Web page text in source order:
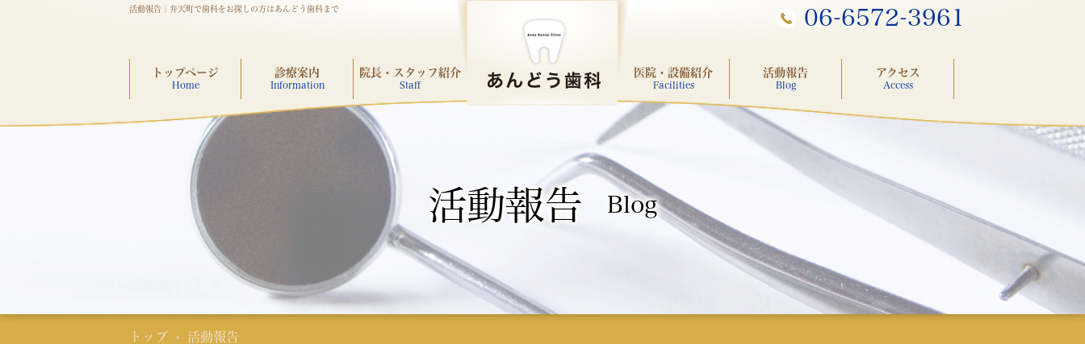
活動報告｜弁天町で歯科をお探しの方はあんどう歯科まで 06-6572-3961
トップページ
Home
診療案内
Information
院長・スタッフ紹介
Staff
医院・設備紹介
Facilities
活動報告
Blog
アクセス
Access
活動報告 Blog
トップ › 活動報告